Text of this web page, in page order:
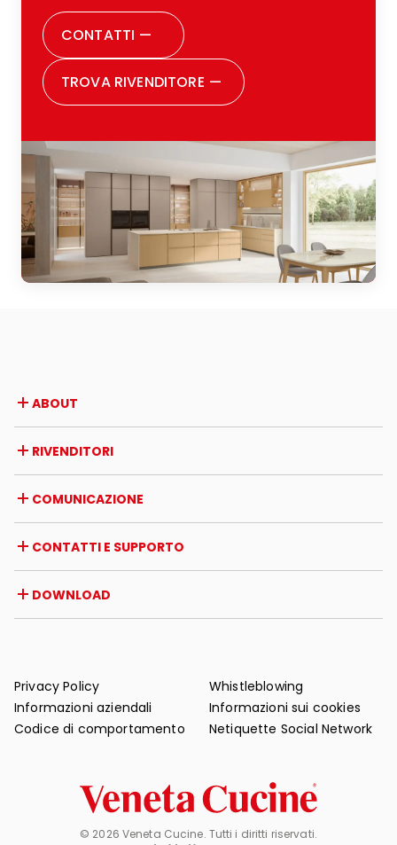
CONTATTI —
TROVA RIVENDITORE —
ABOUT
Premi e riconoscimenti
Opportunità di lavoro
Certificazioni
RIVENDITORI
Estero
Iniziative dei rivenditori
COMUNICAZIONE
News
Rassegna stampa
CONTATTI E SUPPORTO
Garanzia
Supporto post-vendita
DOWNLOAD
Privacy Policy
Informazioni aziendali
Codice di comportamento
Whistleblowing
Informazioni sui cookies
Netiquette Social Network
© 2026 Veneta Cucine. Tutti i diritti riservati.